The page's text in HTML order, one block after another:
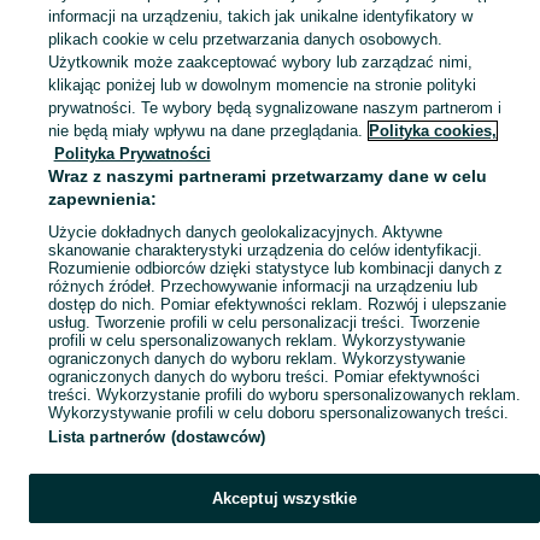
to jest chemia 1
schritte international neu 2
edb
fizyka 3 wsio
poznać przeszłość 3
Instrumenty
perkusja akustyczna
keyboard yamaha
yamaha psr e363
gitara klasyczna
supita
yamaha psr e373
informacji na urządzeniu, takich jak unikalne identyfikatory w
plikach cookie w celu przetwarzania danych osobowych.
Użytkownik może zaakceptować wybory lub zarządzać nimi,
klikając poniżej lub w dowolnym momencie na stronie polityki
prywatności. Te wybory będą sygnalizowane naszym partnerom i
nie będą miały wpływu na dane przeglądania. Polityka cookies,
Polityka Prywatności
Wraz z naszymi partnerami przetwarzamy dane w celu
zapewnienia:
Użycie dokładnych danych geolokalizacyjnych. Aktywne
skanowanie charakterystyki urządzenia do celów identyfikacji.
Rozumienie odbiorców dzięki statystyce lub kombinacji danych z
różnych źródeł. Przechowywanie informacji na urządzeniu lub
dostęp do nich. Pomiar efektywności reklam. Rozwój i ulepszanie
usług. Tworzenie profili w celu personalizacji treści. Tworzenie
profili w celu spersonalizowanych reklam. Wykorzystywanie
ograniczonych danych do wyboru reklam. Wykorzystywanie
ograniczonych danych do wyboru treści. Pomiar efektywności
treści. Wykorzystanie profili do wyboru spersonalizowanych reklam.
Wykorzystywanie profili w celu doboru spersonalizowanych treści.
Lista partnerów (dostawców)
Akceptuj wszystkie